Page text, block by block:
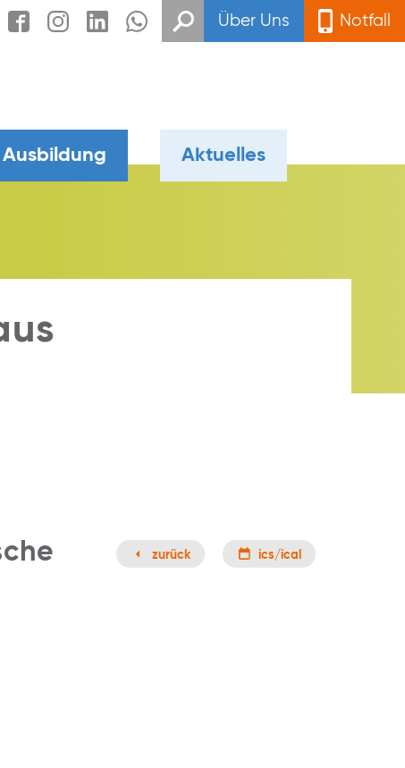
Über Uns Notfall
Aktuelles
zurück ics/ical